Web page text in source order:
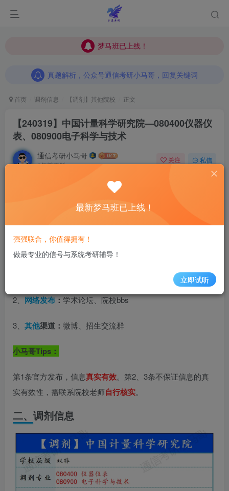
梦马班已上线！
梦马班已上线！
真题解析，公众号通信考研小马哥，回复关键词
真题解析，公众号通信考研小马哥，回复关键词
首页 调剂信息 【调剂】其他院校 正文
【240319】中国计量科学研究院—080400仪器仪
表、080900电子科学与技术
通信考研小马哥
1年前更新
关注 私信
好把握调剂系统开放前这段时间。事在人为！
为大家收集最新最全的调剂信息。
一、来源说明
2、网络发布：学术论坛、院校bbs
3、 其他渠道： 微博、招生交流群
小马哥Tips：
第1条官方发布，信息真实有效。第2、3条不保证信息的真
实有效性，需联系院校老师自行核实。
二、 调剂信息
最新梦马班已上线！
强强联合，你值得拥有！
做最专业的信号与系统考研辅导！
立即试听